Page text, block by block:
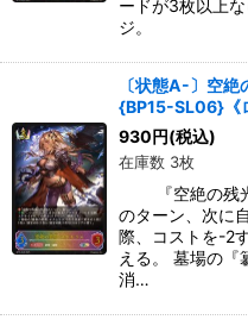
ードが3枚以上
ジ。
〔状態A-〕空絶
{BP15-SL06}《
930円(税込)
在庫数 3枚
『空絶の残光
のターン、次に
際、コストを-2
える。 墓場の『
消…